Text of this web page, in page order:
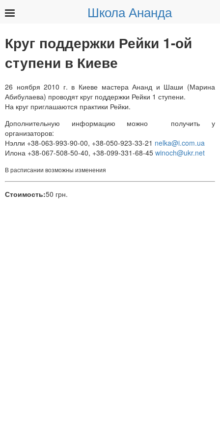
Школа Ананда
Круг поддержки Рейки 1-ой
ступени в Киеве
26 ноября 2010 г. в Киеве мастера Ананд и Шаши (Марина
Абибулаева) проводят круг поддержки Рейки 1 ступени.
На круг приглашаются практики Рейки.
Дополнительную информацию можно получить у
организаторов:
Нэлли +38-063-993-90-00, +38-050-923-33-21 nelka@i.com.ua
Илона +38-067-508-50-40, +38-099-331-68-45 winoch@ukr.net
В расписании возможны изменения
Стоимость:50 грн.